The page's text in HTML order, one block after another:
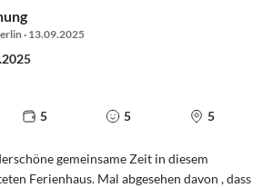
· 13.09.2025
5 5 5
gemeinsame Zeit in diesem
Ferienhaus. Mal abgesehen davon , dass